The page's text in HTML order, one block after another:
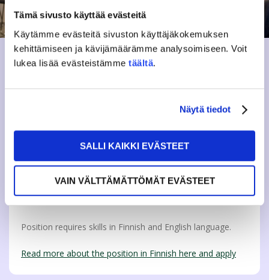
Tämä sivusto käyttää evästeitä
Käytämme evästeitä sivuston käyttäjäkokemuksen
kehittämiseen ja kävijämäärämme analysoimiseen. Voit
lukea lisää evästeistämme täältä.
Näytä tiedot
SALLI KAIKKI EVÄSTEET
VAIN VÄLTTÄMÄTTÖMÄT EVÄSTEET
WE ARE LOOKING FOR A
GUIDANCE AND WELLBEING
ADVISOR
We are looking for a Guidance and Wellbeing Advisor for a
environment and the opportunity to learn new things and
work in the heart of student culture. We are looking for a
done for UAS students with a relaxed and creative
approach. At JAMKO you will find an inspiring atmosphere,
Position requires skills in Finnish and English language.
Read more about the position in Finnish here and apply